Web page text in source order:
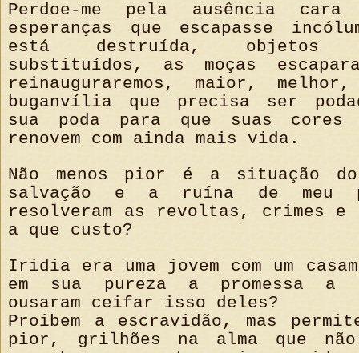
Perdoe-me pela ausência
esperanças que escapasse
está destruída, objetos
substituídos, as moças
reinauguraremos, maior,
buganvília que precisa ser
sua poda para que suas
renovem com ainda mais vida.
Não menos pior é a situação
salvação e a ruína de meu
resolveram as revoltas, crimes e
a que custo?
Iridia era uma jovem com um
em sua pureza a promessa a
ousaram ceifar isso deles?
Proibem a escravidão, mas
pior, grilhões na alma que não